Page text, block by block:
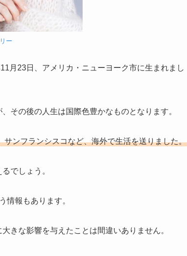
ー
月23日、アメリカ・ニューヨーク市に生まれまし
その後の人生は国際色豊かなものとなります。
ンフランシスコなど、海外で生活を送りました。
でしょう。
情報もあります。
きな影響を与えたことは間違いありません。